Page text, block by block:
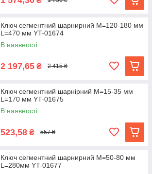
Ключ сегментний шарнирний M=120-180 мм
L=470 мм YT-01674
В наявності
2 197,65 ₴ 2 415 ₴
Ключ сегментний шарнірний M=15-35 мм
L=170 мм YT-01675
В наявності
523,58 ₴ 557 ₴
Ключ сегментний шарнирний M=50-80 мм
L=280мм YT-01677